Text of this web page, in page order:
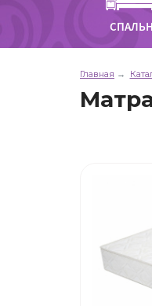
Главная